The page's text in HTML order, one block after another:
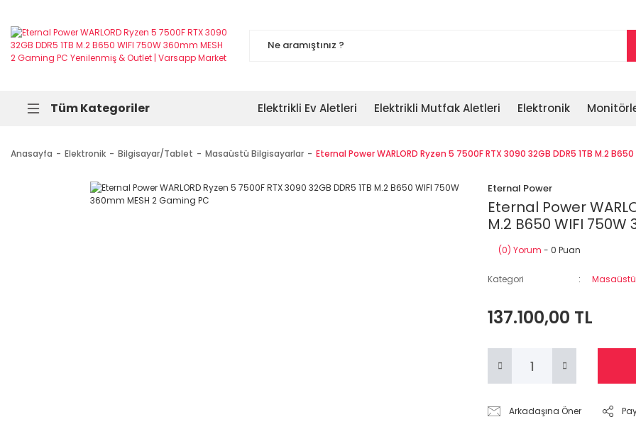
Tüm Kategoriler Elektrikli Ev Aletleri Elektrikli Mutfak Aletleri Elektronik
Anasayfa Elektronik Bilgisayar/Tablet Masaüstü Bilgisayarlar Eternal Power WARLORD Ryzen 5 7500F RTX 3090 32GB DDR5 1TB M.2
Eternal Power
Eternal Power
M.2 B650 WIFI
(0) Yorum - 0 Puan
Kategori
137.100,00 TL
Arkadaşına Öner